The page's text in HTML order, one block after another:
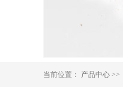
当前位置： 产品中心 >>